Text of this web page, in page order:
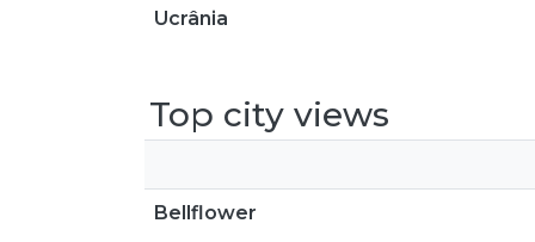
Ucrânia
Top city views
Bellflower